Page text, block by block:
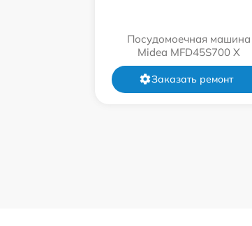
Посудомоечная машина
Midea MFD45S700 X
Заказать ремонт